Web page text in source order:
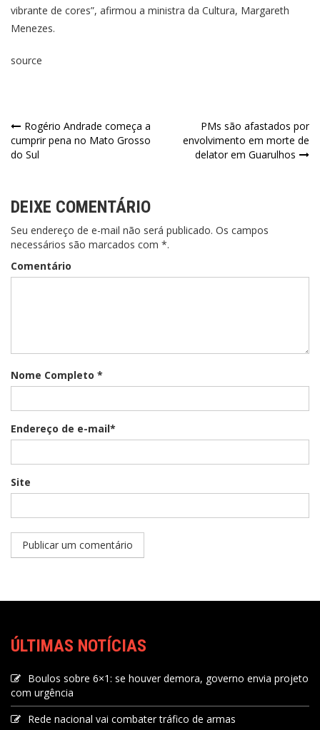
vibrante de cores”, afirmou a ministra da Cultura, Margareth
Menezes.
source
Rogério Andrade começa a
cumprir pena no Mato Grosso
do Sul
PMs são afastados por
envolvimento em morte de
delator em Guarulhos
DEIXE COMENTÁRIO
Seu endereço de e-mail não será publicado. Os campos
necessários são marcados com *.
Comentário
Nome Completo *
Endereço de e-mail*
Site
ÚLTIMAS NOTÍCIAS
Boulos sobre 6×1: se houver demora, governo envia projeto
com urgência
Rede nacional vai combater tráfico de armas